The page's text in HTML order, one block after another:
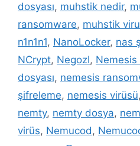
dosyası, muhstik nedir,
ransomware, muhstik
n1n1n1, NanoLocker, nas
NCrypt, NegozI,
dosyası, nemesis
şifreleme, nemesis virüsü,
nemty, nemty dosya,
virüs, Nemucod,